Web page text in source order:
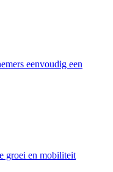
eenvoudig een
groei en mobiliteit